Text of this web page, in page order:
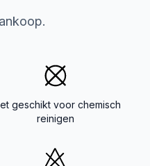
geschikt voor chemisch
reinigen